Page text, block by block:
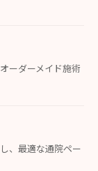
ーダーメイド施術
、最適な通院ペー